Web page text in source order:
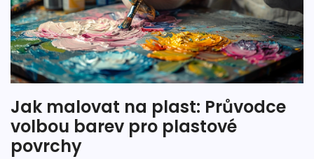
Jak malovat na plast: Průvodce
volbou barev pro plastové
povrchy